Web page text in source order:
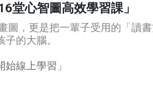
堂心智圖高效學習課」
圖，更是把一輩子受用的「讀
子的大腦。
始線上學習」